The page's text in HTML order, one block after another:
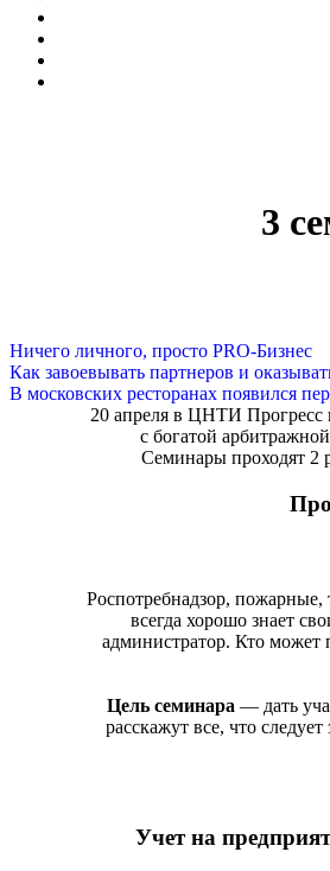
3
Ничего личного, просто PRO-Бизнес
Как завоевывать партнеров и
В московских ресторанах появился
20 апреля в ЦНТИ Прогресс
с богатой
Семинары проходят 2
Роспотребнадзор,
всегда хорошо знает
администратор. Кто может
Цель семинара — дать
расскажут все, что
Учет на